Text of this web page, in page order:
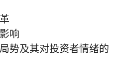
响
势及其对投资者情绪的